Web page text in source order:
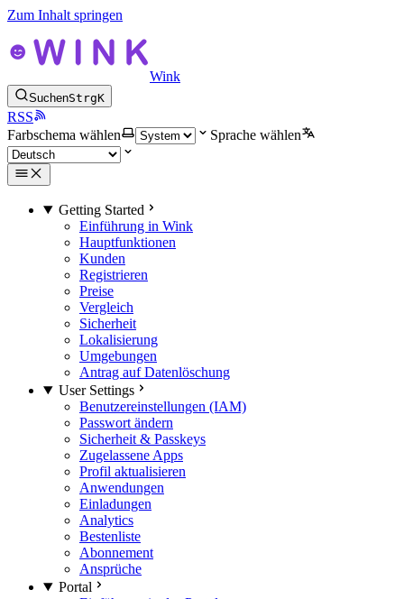
Zum Inhalt springen
Wink
SuchenStrgK
RSS
Farbschema wählen
Sprache wählen
Getting Started
Einführung in Wink
Hauptfunktionen
Kunden
Registrieren
Preise
Vergleich
Sicherheit
Lokalisierung
Umgebungen
Antrag auf Datenlöschung
User Settings
Benutzereinstellungen (IAM)
Passwort ändern
Sicherheit & Passkeys
Zugelassene Apps
Profil aktualisieren
Anwendungen
Einladungen
Analytics
Bestenliste
Abonnement
Ansprüche
Portal